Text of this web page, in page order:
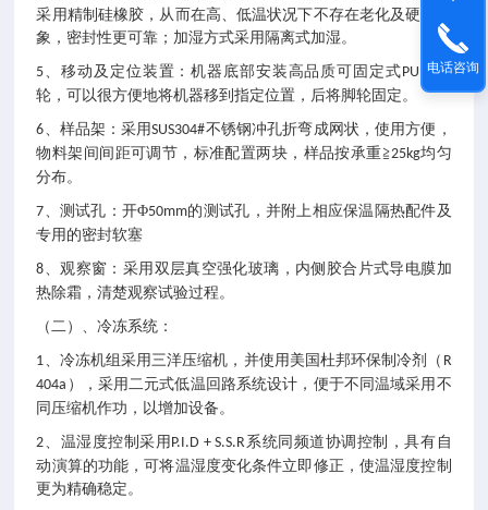
采用精制硅橡胶，从而在高、低温状况下不存在老化及硬化现
象，密封性更可靠；加湿方式采用隔离式加湿。
5、移动及定位装置：机器底部安装高品质可固定式PU 活动
轮，可以很方便地将机器移到指定位置，后将脚轮固定。
6、样品架：采用SUS304#不锈钢冲孔折弯成网状，使用方便，
物料架间间距可调节，标准配置两块，样品按承重≧25kg均匀
分布。
7、测试孔：开Φ50mm的测试孔，并附上相应保温隔热配件及
专用的密封软塞
8、观察窗：采用双层真空强化玻璃，内侧胶合片式导电膜加
热除霜，清楚观察试验过程。
（二）、冷冻系统：
1、冷冻机组采用三洋压缩机，并使用美国杜邦环保制冷剂（ R
404a ），采用二元式低温回路系统设计，便于不同温域采用不
同压缩机作功，以增加设备。
2、温湿度控制采用 P.I.D + S.S.R系统同频道协调控制，具有自
动演算的功能，可将温湿度变化条件立即修正，使温湿度控制
更为精确稳定。
电话咨询